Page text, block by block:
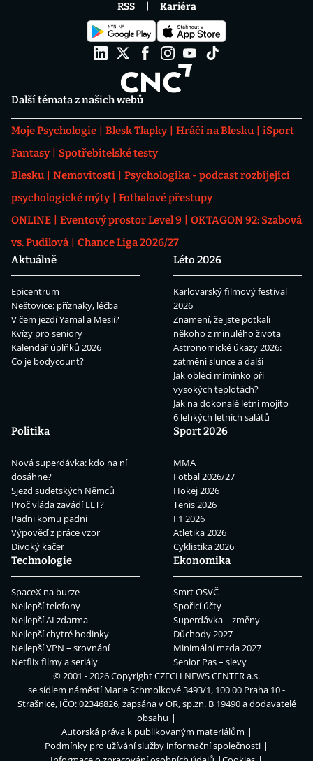
Další témata z našich webů
Moje Psychologie Blesk Tlapky Hráči na Blesku
iSport
Fantasy
Spotřebitelské testy
Blesku
Nemovitosti
Psychologika - podcast rozbíjející
psychologické mýty
Fotbalové přestupy
ONLINE
Eventový prostor Level 9
OKTAGON 92: Szabová
vs. Pudilová
Chance Liga 2026/27
Aktuálně
Epicentrum
Neštovice: příznaky, léčba
V čem jezdí Yamal a Mesii?
Kvízy pro seniory
Kalendář úplňků 2026
Co je bodycount?
Léto 2026
Karlovarský filmový festival
2026
Znamení, že jste potkali
někoho z minulého života
Astronomické úkazy 2026:
zatmění slunce a další
Jak obléci miminko při
vysokých teplotách?
Jak na dokonalé letní mojito
6 lehkých letních salátů
Politika
Nová superdávka: kdo na ní
dosáhne?
Sjezd sudetských Němců
Proč vláda zavádí EET?
Padni komu padni
Výpověď z práce vzor
Divoký kačer
Sport 2026
MMA
Fotbal 2026/27
Hokej 2026
Tenis 2026
F1 2026
Atletika 2026
Cyklistika 2026
Technologie
SpaceX na burze
Nejlepší telefony
Nejlepší AI zdarma
Nejlepší chytré hodinky
Nejlepší VPN – srovnání
Netflix filmy a seriály
Ekonomika
Smrt OSVČ
Spořicí účty
Superdávka – změny
Důchody 2027
Minimální mzda 2027
Senior Pas – slevy
RSS Kariéra
© 2001 - 2026 CopyrightCZECH NEWS CENTER a.s.
se sídlem náměstí Marie Schmolkové 3493/1, 100 00 Praha 10 -
Strašnice, IČO: 02346826, zapsána v OR, sp.zn. B 19490 a dodavatelé
obsahu
Autorská práva k publikovaným materiálům
Podmínky pro užívání služby informační společnosti